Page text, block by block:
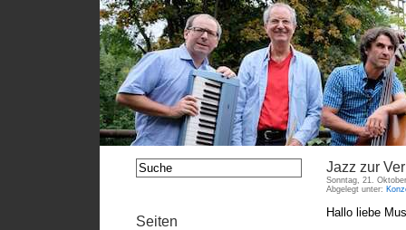
Seiten
Jazz zur
Sonntag, 21.
Abgelegt unter:
Hallo liebe